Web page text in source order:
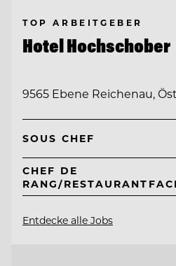
TOP ARBEITGEBER
Hotel Hochschober
9565 Ebene Reichenau,
SOUS CHEF
CHEF DE
RANG/
Entdecke alle Jobs